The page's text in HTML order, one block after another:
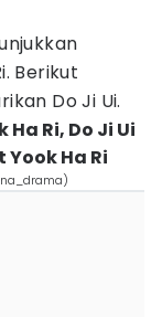
Berikut
Do Ji Ui.
Ri, Do Ji Ui
Ha Ri